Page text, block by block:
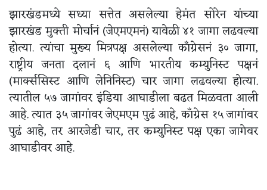
झारखंडमध्ये सध्या सत्तेत असलेल्या हेमंत सोरेन यांच्या
झारखंड मुक्ती मोर्चानं (जेएमएमनं) यावेळी ४१ जागा लढवल्या
होत्या. त्यांचा मुख्य मित्रपक्ष असलेल्या काँग्रेसनं ३० जागा,
राष्ट्रीय जनता दलानं ६ आणि भारतीय कम्युनिस्ट पक्षनं
(मार्क्ससिस्ट आणि लेनिनिस्ट) चार जागा लढवल्या होत्या.
त्यातील ५७ जागांवर इंडिया आघाडीला बढत मिळवता आली
आहे. त्यात ३५ जागांवर जेएमएम पुढं आहे, काँग्रेस १५ जागांवर
पुढं आहे, तर आरजेडी चार, तर कम्युनिस्ट पक्ष एका जागेवर
आघाडीवर आहे.